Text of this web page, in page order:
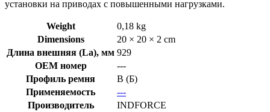
установки на приводах с повышенными нагрузками.
Weight
0,18 kg
Dimensions
20 × 20 × 2 cm
Длина внешняя (La), мм 929
OEM номер
---
Профиль ремня
B (Б)
Применяемость
---
Производитель
INDFORCE